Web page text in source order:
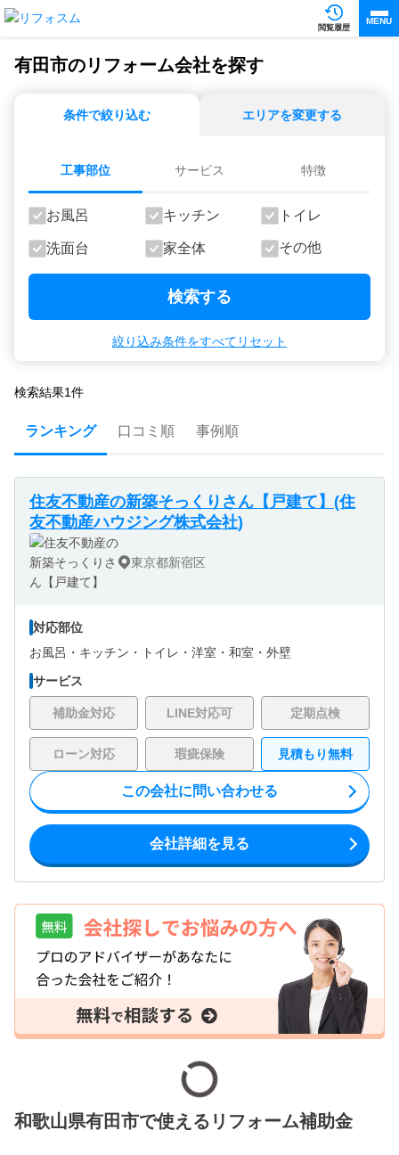
閲覧履歴
MENU
有田市のリフォーム会社を探す
条件で絞り込む エリアを変更する
工事部位 サービス 特徴
お風呂 キッチン トイレ
洗面台 家全体 その他
検索する
絞り込み条件をすべてリセット
検索結果1件
ランキング 口コミ順 事例順
住友不動産の新築そっくりさん【戸建て】(住
友不動産ハウジング株式会社)
東京都新宿区
対応部位
お風呂・ キッチン・ トイレ・ 洋室・ 和室・ 外壁
サービス
補助金対応 LINE対応可 定期点検
ローン対応 瑕疵保険 見積もり無料
この会社に問い合わせる
会社詳細を見る
和歌山県有田市で使えるリフォーム補助金